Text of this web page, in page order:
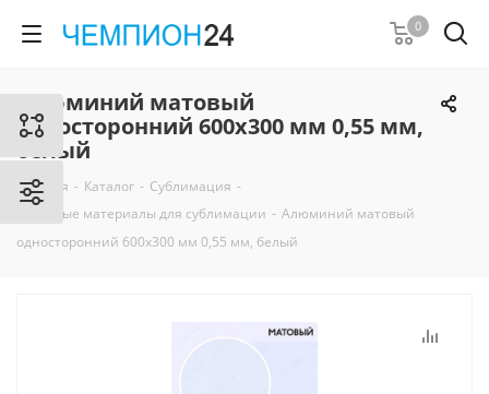
0
Алюминий матовый
односторонний 600х300 мм 0,55 мм,
белый
Главная - Каталог - Сублимация -
Листовые материалы для сублимации - Алюминий матовый
односторонний 600х300 мм 0,55 мм, белый